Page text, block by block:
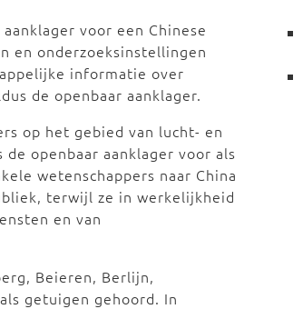
voor een Chinese
en onderzoeksinstellingen
informatie over
de openbaar aanklager.
op het gebied van lucht- en
openbaar aanklager voor als
wetenschappers naar China
terwijl ze in werkelijkheid
en van
Beieren, Berlijn,
getuigen gehoord. In